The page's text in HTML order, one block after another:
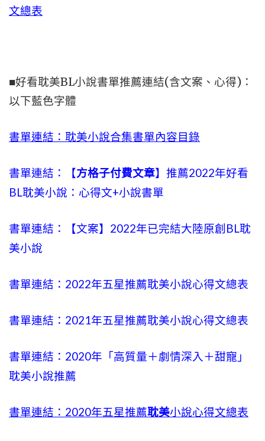
文總表
■好看耽美BL小說書單推薦連結(含文案、心得)：
以下藍色字體
書單連結：耽美小說合集書單內容目錄
書單連結：【方格子付費文章】推薦2022年好看
BL耽美小說：心得文+小說書單
書單連結：【文案】2022年已完結大陸原創BL耽
美小說
書單連結：2022年五星推薦耽美小說心得文總表
書單連結：2021年五星推薦耽美小說心得文總表
書單連結：2020年「高質量＋劇情深入＋甜寵」
耽美小說推薦
書單連結：2020年五星推薦耽美小說心得文總表